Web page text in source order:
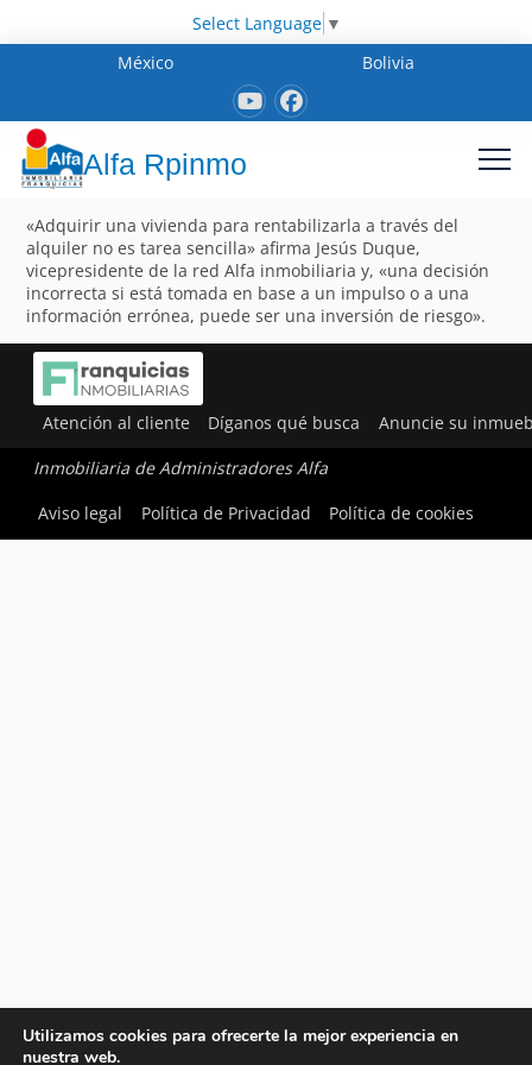
Select Language ▼
México
Bolivia
Alfa Rpinmo
«Adquirir una vivienda para rentabilizarla a través del
alquiler no es tarea sencilla» afirma Jesús Duque,
vicepresidente de la red Alfa inmobiliaria y, «una decisión
incorrecta si está tomada en base a un impulso o a una
información errónea, puede ser una inversión de riesgo».
Atención al cliente Díganos qué busca Anuncie su
Inmobiliaria de Administradores Alfa
Aviso legal
Política de Privacidad Política de cookies
Utilizamos cookies para ofrecerte la mejor experiencia en
nuestra web.